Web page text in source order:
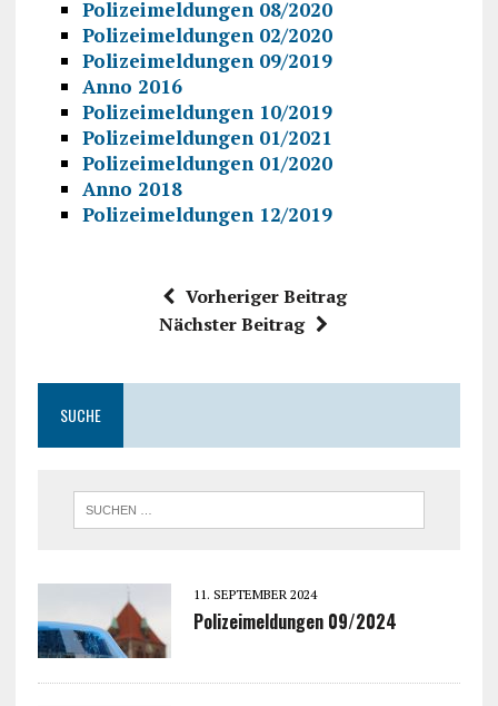
Polizeimeldungen 08/2020
Polizeimeldungen 02/2020
Polizeimeldungen 09/2019
Anno 2016
Polizeimeldungen 10/2019
Polizeimeldungen 01/2021
Polizeimeldungen 01/2020
Anno 2018
Polizeimeldungen 12/2019
Vorheriger Beitrag
Nächster Beitrag
SUCHE
11. SEPTEMBER 2024
Polizeimeldungen 09/2024